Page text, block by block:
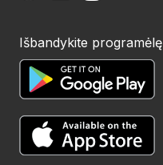
Išbandykite programėlę